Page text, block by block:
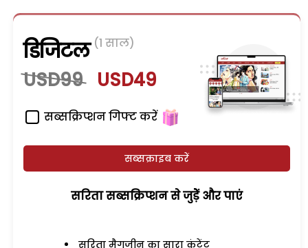
डिजिटल (1 साल)
USD99 USD49
सब्सक्रिप्शन गिफ्ट करें
सब्सक्राइब करें
सरिता सब्सक्रिप्शन से जुड़ेें और पाएं
सरिता मैगजीन का सारा कंटेंट